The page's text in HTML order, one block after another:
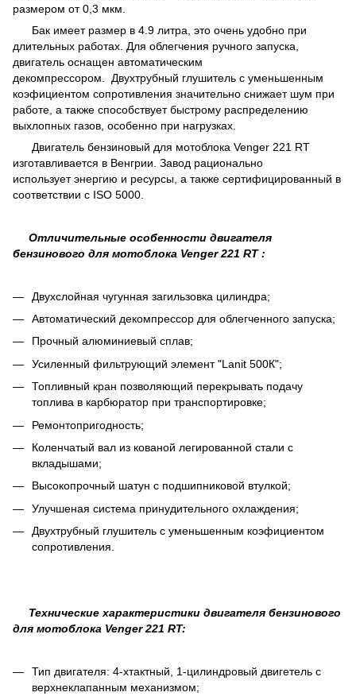
размером от 0,3 мкм.
Бак имеет размер в 4.9 литра, это очень удобно при
длительных работах. Для облегчения ручного запуска,
двигатель оснащен автоматическим
декомпрессором. Двухтрубный глушитель с уменьшенным
коэфициентом сопротивления значительно снижает шум при
работе, а также способствует быстрому распределению
выхлопных газов, особенно при нагрузках.
Двигатель бензиновый для мотоблока Venger 221 RT
изготавливается в Венгрии. Завод рационально
использует энергию и ресурсы, а также сертифицированный в
соответствии с ISO 5000.
Отличительные особенности двигателя
бензинового для мотоблока Venger 221 RT:
Двухслойная чугунная загильзовка цилиндра;
Автоматический декомпрессор для облегченного запуска;
Прочный алюминиевый сплав;
Усиленный фильтрующий элемент "Lanit 500К";
Топливный кран позволяющий перекрывать подачу
топлива в карбюратор при транспортировке;
Ремонтопригодность;
Коленчатый вал из кованой легированной стали с
вкладышами;
Высокопрочный шатун с подшипниковой втулкой;
Улучшеная система принудительного охлаждения;
Двухтрубный глушитель с уменьшенным коэфициентом
сопротивления.
Технические характеристики двигателя бензинового
для мотоблока Venger 221 RT:
Тип двигателя: 4-хтактный, 1-цилиндровый двигетель с
верхнеклапанным механизмом;